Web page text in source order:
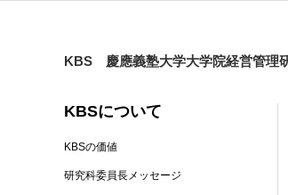
KBS 慶應義塾大学大学院経営管理
KBSについて
KBSの価値
研究科委員長メッセージ